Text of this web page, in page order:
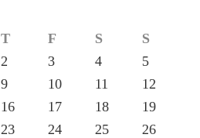
T F S
S
2 3 4
5
9 10 11
12
16 17 18
19
23 24 25
26